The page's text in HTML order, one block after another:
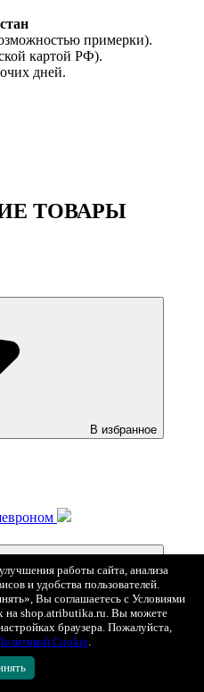
примерки).
картой РФ).
дней.
ТОВАРЫ
В избранное
работы сайта, анализа
и удобства пользователей.
Вы соглашаетесь с Условиями
на shop.atributika.ru. Вы можете
браузера. Пожалуйста,
Cookie.